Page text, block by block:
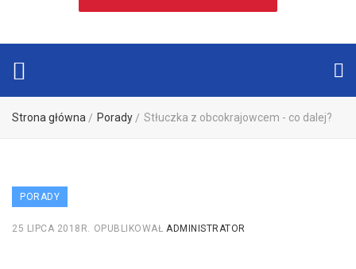
Strona główna Porady Stłuczka z obcokrajowcem - co dalej?
PORADY
25 LIPCA 2018R. OPUBLIKOWAŁ ADMINISTRATOR